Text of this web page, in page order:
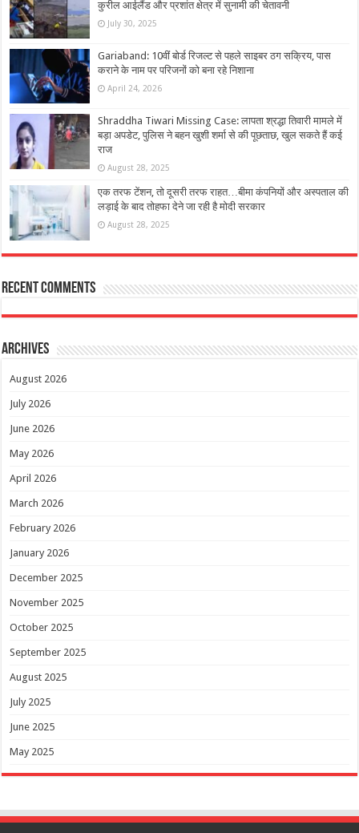
कुरील आईलैंड और प्रशांत क्षेत्र में सुनामी की चेतावनी
July 30, 2025
Gariaband: 10वीं बोर्ड रिजल्ट से पहले साइबर ठग सक्रिय, पास
कराने के नाम पर परिजनों को बना रहे निशाना
April 24, 2026
Shraddha Tiwari Missing Case: लापता श्रद्धा तिवारी मामले में
बड़ा अपडेट, पुलिस ने बहन खुशी शर्मा से की पूछताछ, खुल सकते हैं कई
राज
August 28, 2025
एक तरफ टेंशन, तो दूसरी तरफ राहत…बीमा कंपनियों और अस्पताल की
लड़ाई के बाद तोहफा देने जा रही है मोदी सरकार
August 28, 2025
Recent Comments
Archives
August 2026
July 2026
June 2026
May 2026
April 2026
March 2026
February 2026
January 2026
December 2025
November 2025
October 2025
September 2025
August 2025
July 2025
June 2025
May 2025